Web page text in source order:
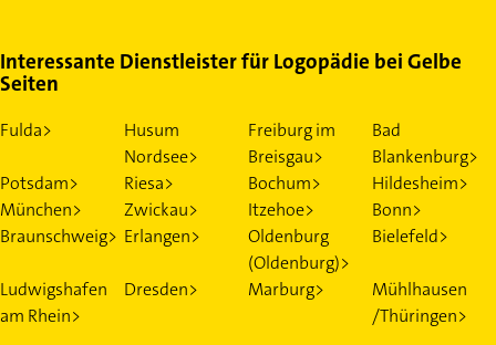
Interessante Dienstleister für Logopädie bei Gelbe
Seiten
Fulda>
Husum
Nordsee>
Freiburg im
Breisgau>
Bad
Blankenburg>
Potsdam>
Riesa> Bochum>
Hildesheim>
München>
Zwickau> Itzehoe>
Bonn>
Braunschweig> Erlangen>
Oldenburg
(Oldenburg)>
Bielefeld>
Ludwigshafen
am Rhein>
Dresden> Marburg>
Mühlhausen
/Thüringen>